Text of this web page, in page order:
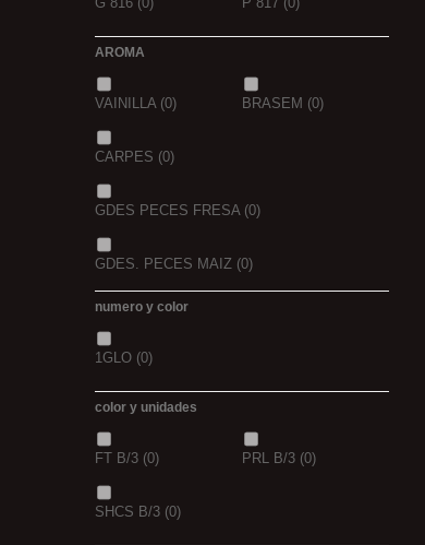
AROMA
VAINILLA(0) BRASEM (0)
CARPES (0)
GDES PECES FRESA(0)
GDES. PECES MAIZ (0)
GDES. PECES SCOPEX
TIGERNUTS
numero y color
1GLO (0)
color y unidades
FT B/3 (0) PRL B/3 (0)
SHCS B/3 (0)